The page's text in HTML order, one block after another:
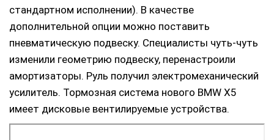
стандартном исполнении). В качестве
дополнительной опции можно поставить
пневматическую подвеску. Специалисты чуть-чуть
изменили геометрию подвеску, перенастроили
амортизаторы. Руль получил электромеханический
усилитель. Тормозная система нового BMW X5
имеет дисковые вентилируемые устройства.